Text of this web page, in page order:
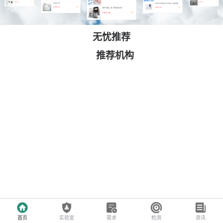
无忧推荐
推荐机构
首页 实验室 需求 检测 资讯